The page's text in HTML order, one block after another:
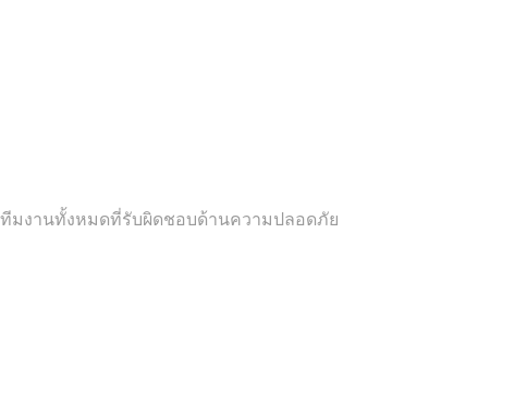
มงานทั้งหมดที่รับผิดชอบด้านความปลอดภัย